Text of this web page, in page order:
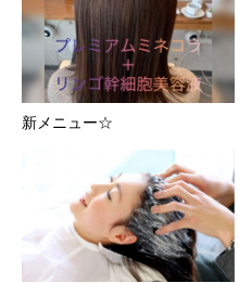
新メニュー☆